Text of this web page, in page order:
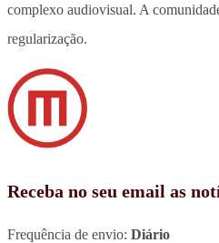
complexo audiovisual. A
regularização.
Receba no seu email as
Frequência de envio: Diário